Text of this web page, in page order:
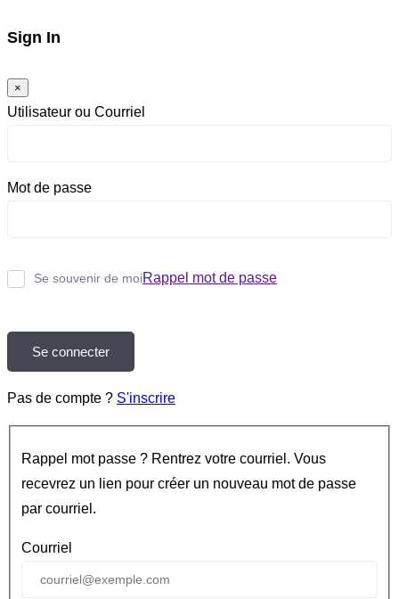
Sign In
×
Utilisateur ou Courriel
Mot de passe
Se souvenir de moiRappel mot de passe
Se connecter
Pas de compte ? S'inscrire
Rappel mot passe ? Rentrez votre courriel. Vous
recevrez un lien pour créer un nouveau mot de passe
par courriel.
Courriel